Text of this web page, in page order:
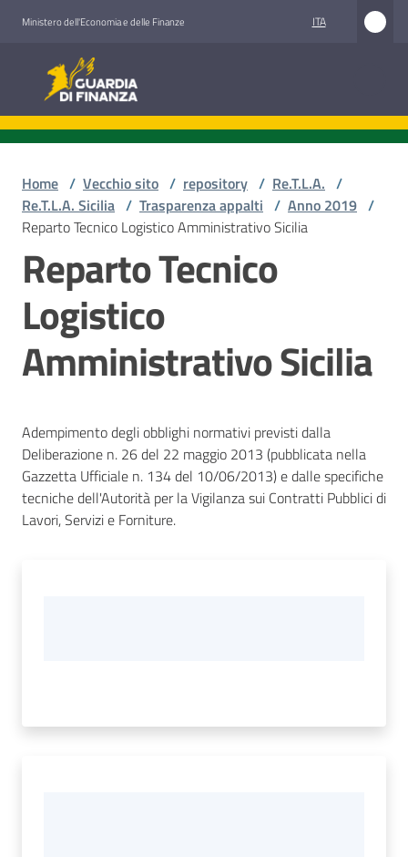
Ministero dell'Economia e delle Finanze ITA
Guardia di Finanza
Home / Vecchio sito / repository / Re.T.L.A. /
Re.T.L.A. Sicilia / Trasparenza appalti / Anno 2019 /
Reparto Tecnico Logistico Amministrativo Sicilia
Reparto Tecnico
Logistico
Amministrativo Sicilia
Adempimento degli obblighi normativi previsti dalla
Deliberazione n. 26 del 22 maggio 2013 (pubblicata nella
Gazzetta Ufficiale n. 134 del 10/06/2013) e dalle specifiche
tecniche dell'Autorità per la Vigilanza sui Contratti Pubblici di
Lavori, Servizi e Forniture.